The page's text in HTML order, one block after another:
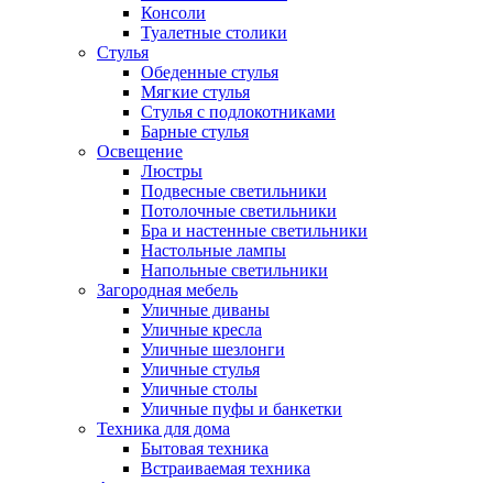
Консоли
Туалетные столики
Стулья
Обеденные стулья
Мягкие стулья
Стулья с подлокотниками
Барные стулья
Освещение
Люстры
Подвесные светильники
Потолочные светильники
Бра и настенные светильники
Настольные лампы
Напольные светильники
Загородная мебель
Уличные диваны
Уличные кресла
Уличные шезлонги
Уличные стулья
Уличные столы
Уличные пуфы и банкетки
Техника для дома
Бытовая техника
Встраиваемая техника